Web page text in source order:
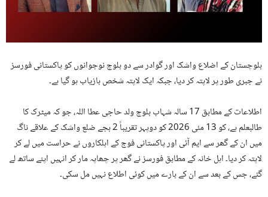
بلوچستان کے اضلاع واشک اور گوادر سے دو بلوچ نوجوانوں کو پاکستانی فورسز
نے جبری طور پر لاپتہ کر دیا، جبکہ ایک لاپتہ شخص بازیاب ہو گیا ہے۔
اطلاعات کے مطابق 17 سالہ شہاب بلوچ ولد حاجی عطا اللہ، جو کہ میٹرک کا
طالبعلم ہے، کو 13 مئی 2026 کو دوپہر تقریباً 2 بجے ضلع واشک کے علاقے ناگ
میں ان کے گھر سے ایم آئی اور پاکستانی فوج کے اہلکاروں نے حراست میں لے کر
لاپتہ کر دیا۔ اہل خانہ کے مطابق فورسز نے گھر پر چھاپہ مار کر انہیں اپنے ساتھ لے
گئے، جس کے بعد سے ان کے بارے میں کوئی اطلاع نہیں مل سکی۔